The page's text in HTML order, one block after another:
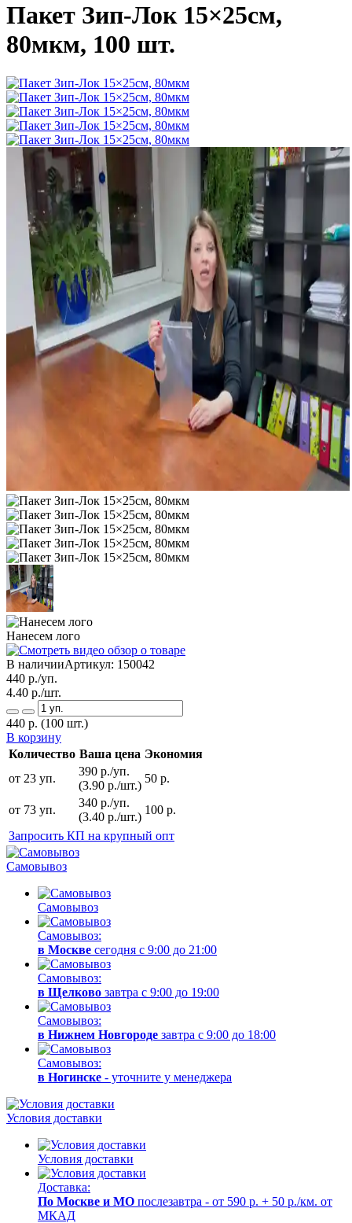
Пакет Зип-Лок 15×25см,
80мкм, 100 шт.
Нанесем лого
В наличииАртикул: 150042
440 р./уп.
4.40 р./шт.
440 р. (100 шт.)
В корзину
Количество Ваша цена Экономия
от 23 уп.
390 р./уп.
(3.90 р./шт.)
50 р.
от 73 уп.
340 р./уп.
(3.40 р./шт.)
100 р.
Запросить КП на крупный опт
Самовывоз
Самовывоз
Самовывоз:
в Москве сегодня с 9:00 до 21:00
Самовывоз:
в Щелково завтра с 9:00 до 19:00
Самовывоз:
в Нижнем Новгороде завтра с 9:00 до 18:00
Самовывоз:
в Ногинске - уточните у менеджера
Условия доставки
Условия доставки
Доставка:
По Москве и МО послезавтра - от 590 р. + 50 р./км. от
МКАД